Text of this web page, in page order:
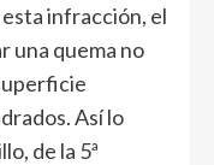
infracción, el
una quema no
Así lo
de la 5ª